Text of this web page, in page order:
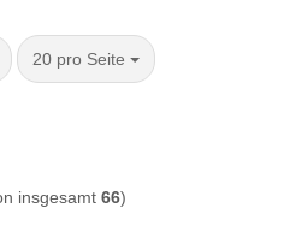
20 pro Seite
pro Seite
insgesamt 66)